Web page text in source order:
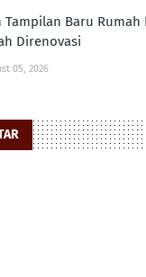
Tampilan Baru Rumah
Direnovasi
05, 2026